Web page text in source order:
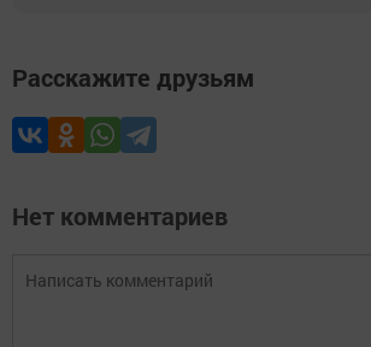
Расскажите друзьям
Нет комментариев